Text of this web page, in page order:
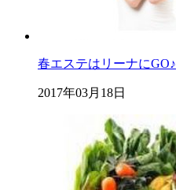
春エステはリーナにGO♪
2017年03月18日